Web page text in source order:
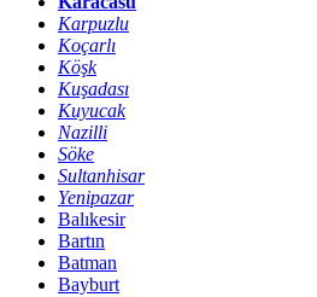
Karpuzlu
Koçarlı
Köşk
Kuşadası
Kuyucak
Nazilli
Söke
Sultanhisar
Yenipazar
Balıkesir
Bartın
Batman
Bayburt